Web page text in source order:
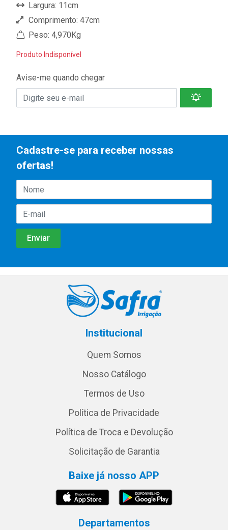
Largura: 11cm
Comprimento: 47cm
Peso: 4,970Kg
Produto Indisponível
Avise-me quando chegar
Cadastre-se para receber nossas
ofertas!
Institucional
Quem Somos
Nosso Catálogo
Termos de Uso
Política de Privacidade
Política de Troca e Devolução
Solicitação de Garantia
Baixe já nosso APP
Departamentos